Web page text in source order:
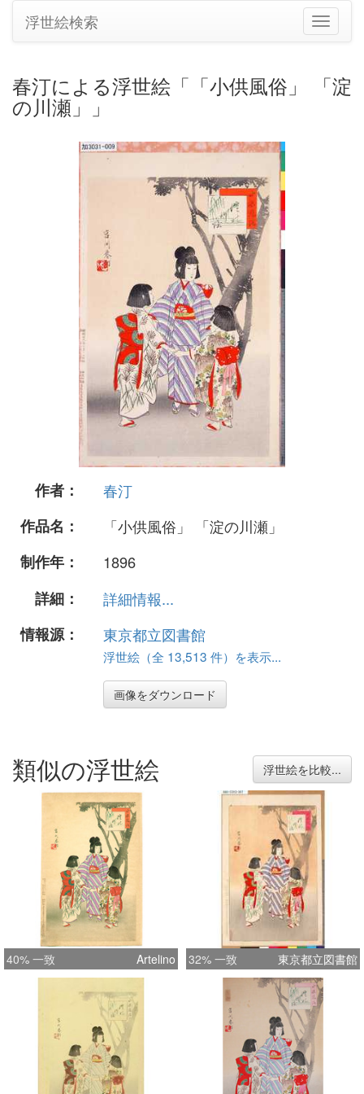
ナ
ビ
シ
浮世絵検索
春汀による浮世絵「「小供風俗」 「淀
の川瀬」」
作者：
春汀
作品名：
「小供風俗」 「淀の川瀬」
制作年：
1896
詳細：
詳細情報...
情報源：
東京都立図書館
浮世絵（全 13,513 件）を表示...
画像をダウンロード
類似の浮世絵 浮世絵を比較...
40% 一致 Artelino 32% 一致 東京都立図書館